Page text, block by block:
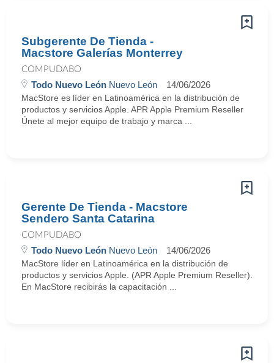
Subgerente De Tienda -
Macstore Galerías Monterrey
COMPUDABO
Todo Nuevo León Nuevo León 14/06/2026
MacStore es líder en Latinoamérica en la distribución de
productos y servicios Apple. APR Apple Premium Reseller
Únete al mejor equipo de trabajo y marca ...
Gerente De Tienda - Macstore
Sendero Santa Catarina
COMPUDABO
Todo Nuevo León Nuevo León 14/06/2026
MacStore líder en Latinoamérica en la distribución de
productos y servicios Apple. (APR Apple Premium Reseller).
En MacStore recibirás la capacitación ...